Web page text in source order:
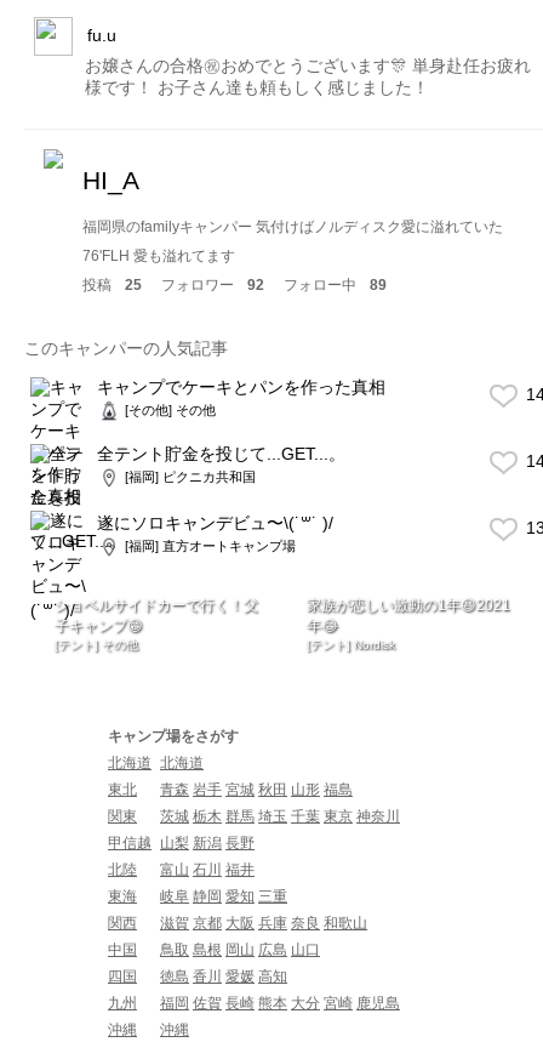
fu.u
お嬢さんの合格㊗️おめでとうございます🎊 単身赴任お疲れ
様です！ お子さん達も頼もしく感じました！
HI_A
福岡県のfamilyキャンパー 気付けばノルディスク愛に溢れていた
76'FLH 愛も溢れてます
投稿
25 フォロワー 92 フォロー中 89
このキャンパーの人気記事
キャンプでケーキとパンを作った真相
[その他] その他
全テント貯金を投じて...GET...。
[福岡] ピクニカ共和国
遂にソロキャンデビュ〜\(˙꒳˙ )/
[福岡] 直方オートキャンプ場
ショベルサイドカーで行く！父
子キャンプ😁
[テント] その他
家族が恋しい激動の1年😆2021
年😂
[テント] Nordisk
キャンプ場をさがす
北海道 北海道
東北
青森 岩手 宮城 秋田 山形 福島
関東
茨城 栃木 群馬 埼玉 千葉 東京 神奈川
甲信越
山梨 新潟 長野
北陸
富山 石川 福井
東海
岐阜 静岡 愛知 三重
関西
滋賀 京都 大阪 兵庫 奈良 和歌山
中国
鳥取 島根 岡山 広島 山口
四国
徳島 香川 愛媛 高知
九州
福岡 佐賀 長崎 熊本 大分 宮崎 鹿児島
沖縄
沖縄